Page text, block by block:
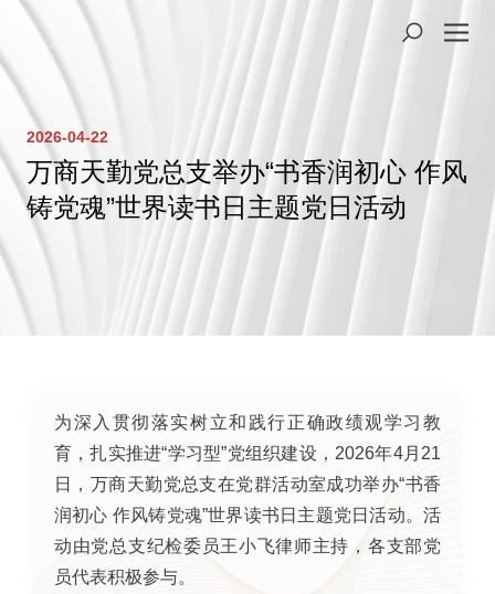
2026-04-22
万商天勤党总支举办“书香润初心 作风
铸党魂”世界读书日主题党日活动
为深入贯彻落实树立和践行正确政绩观学习教
育，扎实推进“学习型”党组织建设，2026年4月21
日，万商天勤党总支在党群活动室成功举办“书香
润初心 作风铸党魂”世界读书日主题党日活动。活
动由党总支纪检委员王小飞律师主持，各支部党
员代表积极参与。